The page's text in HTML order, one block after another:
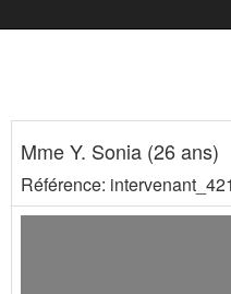
Mme Y. Sonia (26 ans)
Référence: